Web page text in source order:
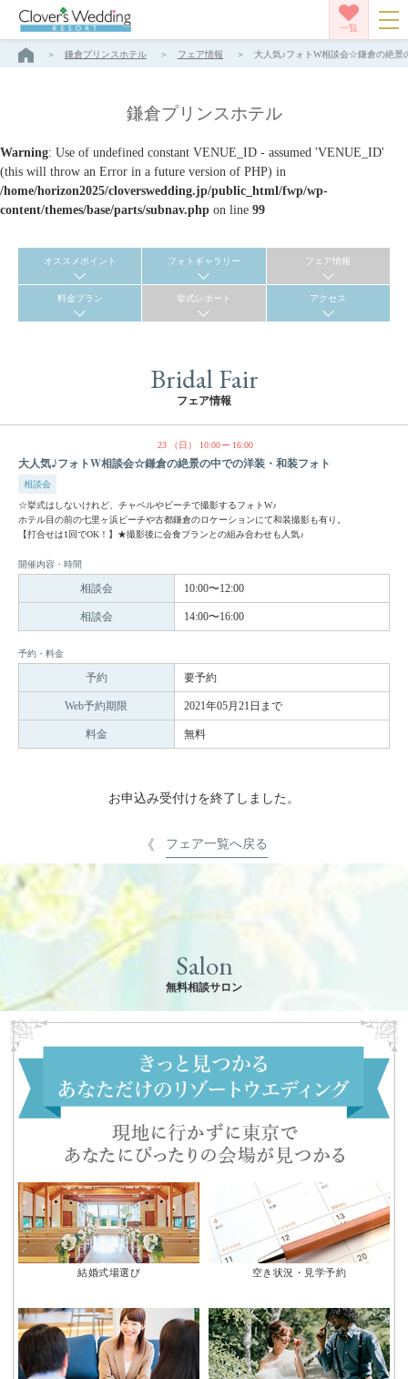
一覧
鎌倉プリンスホテル フェア情報 大人気♪フォトW相談会☆鎌倉の絶景
鎌倉プリンスホテル
Warning: Use of undefined constant VENUE_ID - assumed 'VENUE_ID'
(this will throw an Error in a future version of PHP) in
/home/horizon2025/cloverswedding.jp/public_html/fwp/wp-
content/themes/base/parts/subnav.php on line 99
オススメポイント フォトギャラリー フェア情報
料金プラン 挙式レポート アクセス
Bridal Fair
フェア情報
23 （日） 10:00 16:00
大人気♪フォトW相談会☆鎌倉の絶景の中での洋装・和装フォト
相談会
☆挙式はしないけれど、チャペルやビーチで撮影するフォトW♪
ホテル目の前の七里ヶ浜ビーチや古都鎌倉のロケーションにて和装撮影も有り。
【打合せは1回でOK！】★撮影後に会食プランとの組み合わせも人気♪
開催内容・時間
相談会 10:00〜12:00
相談会 14:00〜16:00
予約・料金
予約 要予約
Web予約期限 2021年05月21日まで
料金 無料
お申込み受付けを終了しました。
フェア一覧へ戻る
Salon
無料相談サロン
結婚式場選び 空き状況・見学予約